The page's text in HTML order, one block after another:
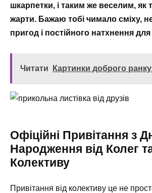
шкарпетки, і таким же веселим, як
жарти. Бажаю тобі чимало сміху,
пригод і постійного натхнення
Читати Картинки доброго
Офіційні Привітання з
Народження від Колег
Колективу
Привітання від колективу це не